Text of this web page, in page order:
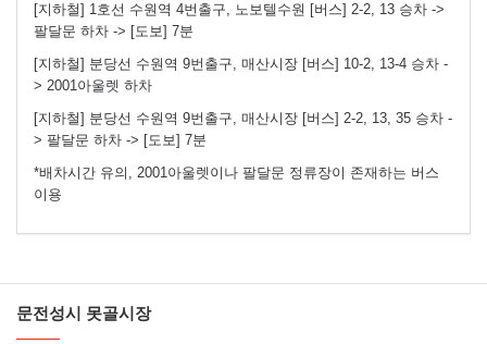
[지하철] 1호선 수원역 4번출구, 노보텔수원 [버스] 2-2, 13 승차 ->
팔달문 하차 -> [도보] 7분
[지하철] 분당선 수원역 9번출구, 매산시장 [버스] 10-2, 13-4 승차 -
> 2001아울렛 하차
[지하철] 분당선 수원역 9번출구, 매산시장 [버스] 2-2, 13, 35 승차 -
> 팔달문 하차 -> [도보] 7분
*배차시간 유의, 2001아울렛이나 팔달문 정류장이 존재하는 버스
이용
문전성시 못골시장